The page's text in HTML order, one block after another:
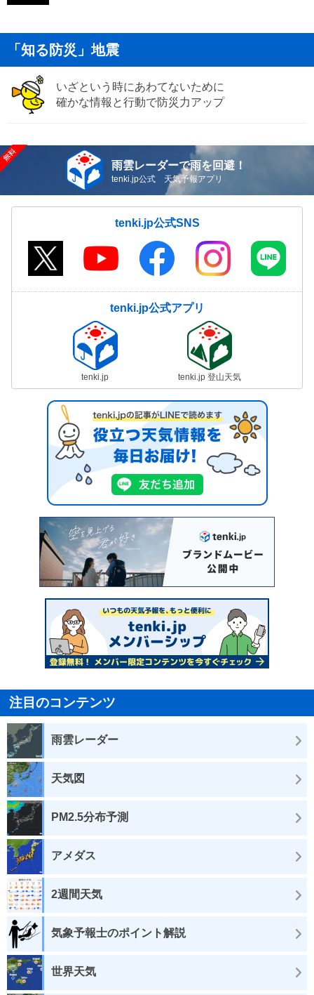
「知る防災」地震
いざという時にあわてないために
確かな情報と行動で防災力アップ
雨雲レーダーで雨を回避！
tenki.jp公式 天気予報アプリ
tenki.jp公式SNS
tenki.jp公式アプリ
tenki.jp tenki.jp 登山天気
注目のコンテンツ
雨雲レーダー
天気図
PM2.5分布予測
アメダス
2週間天気
気象予報士のポイント解説
世界天気